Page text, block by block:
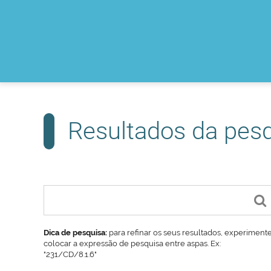
Resultados da
Dica de pesquisa: para refinar os seus resultados,
colocar a expressão de pesquisa entre aspas. Ex:
"231/CD/8.1.6"